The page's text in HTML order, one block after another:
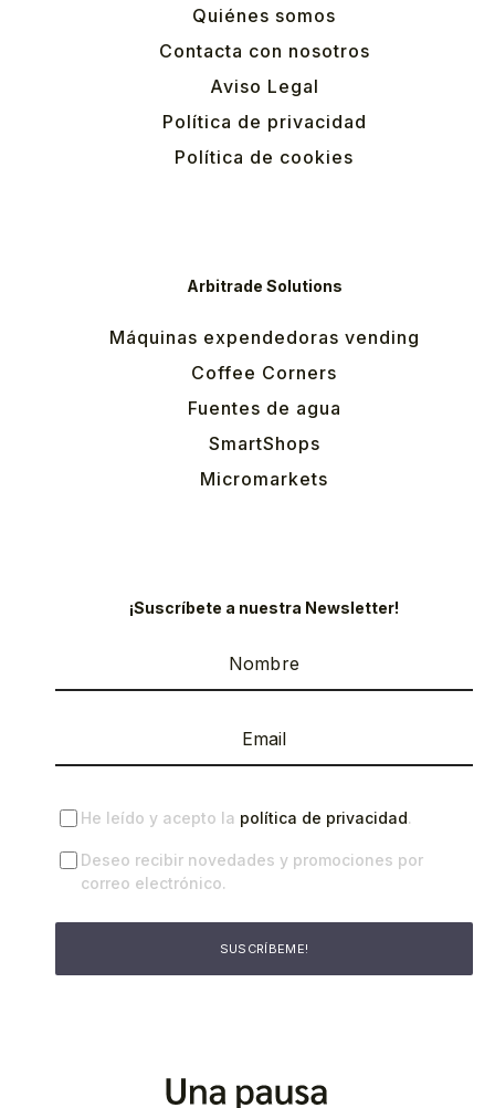
Quiénes somos
Contacta con nosotros
Aviso Legal
Política de privacidad
Política de cookies
Arbitrade Solutions
Máquinas expendedoras vending
Coffee Corners
Fuentes de agua
SmartShops
Micromarkets
¡Suscríbete a nuestra Newsletter!
He leído y acepto la política de privacidad.
Deseo recibir novedades y promociones por
correo electrónico.